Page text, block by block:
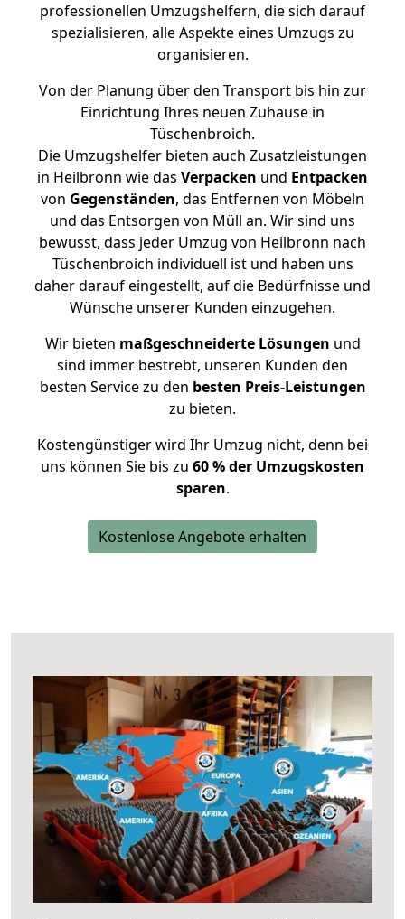
professionellen Umzugshelfern, die sich darauf
spezialisieren, alle Aspekte eines Umzugs zu
organisieren.
Von der Planung über den Transport bis hin zur
Einrichtung Ihres neuen Zuhause in
Tüschenbroich.
Die Umzugshelfer bieten auch Zusatzleistungen
in Heilbronn wie das Verpacken und Entpacken
von Gegenständen, das Entfernen von Möbeln
und das Entsorgen von Müll an. Wir sind uns
bewusst, dass jeder Umzug von Heilbronn nach
Tüschenbroich individuell ist und haben uns
daher darauf eingestellt, auf die Bedürfnisse und
Wünsche unserer Kunden einzugehen.
Wir bieten maßgeschneiderte Lösungen und
sind immer bestrebt, unseren Kunden den
besten Service zu den besten Preis-Leistungen
zu bieten.
Kostengünstiger wird Ihr Umzug nicht, denn bei
uns können Sie bis zu 60 % der Umzugskosten
sparen.
Kostenlose Angebote erhalten